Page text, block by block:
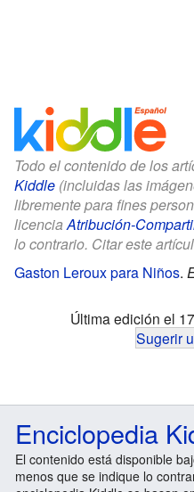
Todo el contenido de los
Kiddle (incluidas las
libremente para fines
licenciaAtribución-
lo contrario. Citar este
Gaston Leroux para Niños.
Última edición el
Sugerir
Enciclopedia
El contenido está disponible
menos que se indique lo